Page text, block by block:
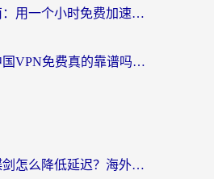
海外党自救指南：用一个小时免费加速器，轻松打破国内资源访问壁垒？
海外党必看：中国VPN免费真的靠谱吗？手把手教你选对回国加速器
国外玩流星蝴蝶剑怎么降低延迟？海外党必看的加速秘籍（含欧洲鸣潮&彩虹岛优化攻略）